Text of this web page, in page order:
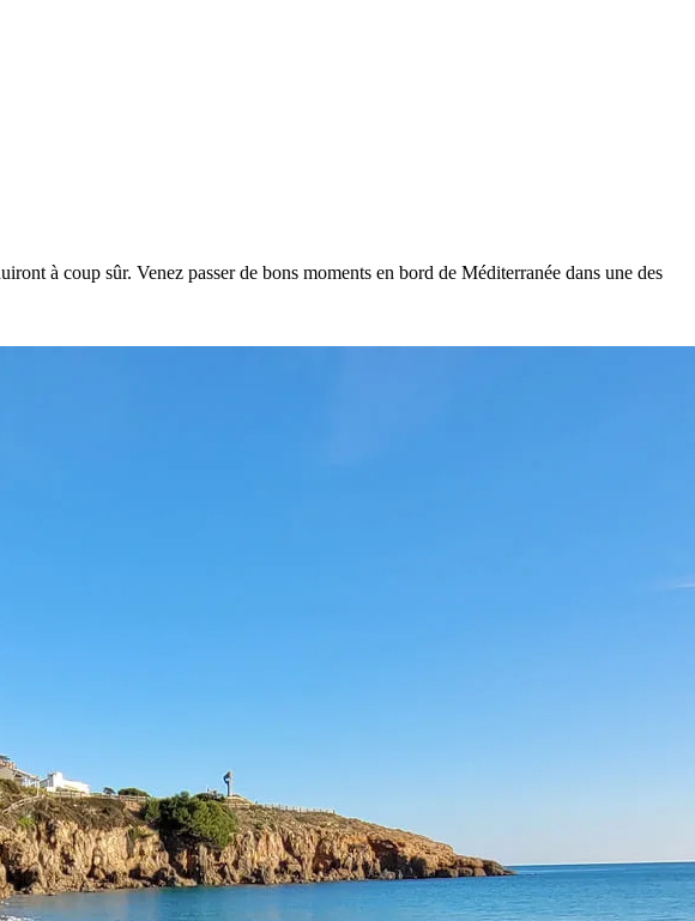
à coup sûr. Venez passer de bons moments en bord de Méditerranée dans une des